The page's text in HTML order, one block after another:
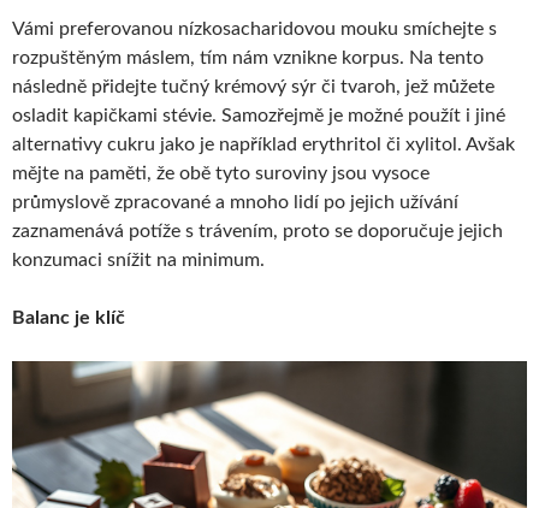
Vámi preferovanou nízkosacharidovou mouku smíchejte s
rozpuštěným máslem, tím nám vznikne korpus. Na tento
následně přidejte tučný krémový sýr či tvaroh, jež můžete
osladit kapičkami stévie. Samozřejmě je možné použít i jiné
alternativy cukru jako je například erythritol či xylitol. Avšak
mějte na paměti, že obě tyto suroviny jsou vysoce
průmyslově zpracované a mnoho lidí po jejich užívání
zaznamenává potíže s trávením, proto se doporučuje jejich
konzumaci snížit na minimum.
Balanc je klíč